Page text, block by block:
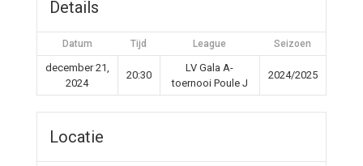
Details
Datum Tijd League Seizoen
december 21,
2024
20:30
LV Gala A-
toernooi Poule J
2024/2025
Locatie